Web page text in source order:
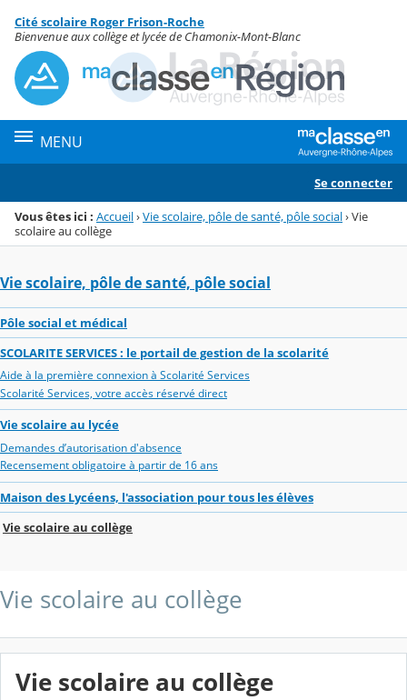
Menu de la rubrique
Contenu
Cité scolaire Roger Frison-Roche
Bienvenue aux collège et lycée de Chamonix-Mont-Blanc
MENU
Se connecter
Vous êtes ici : Accueil›Vie scolaire, pôle de santé, pôle social›Vie
scolaire au collège
Vie scolaire, pôle de santé, pôle social
Pôle social et médical
SCOLARITE SERVICES : le portail de gestion de la scolarité
Aide à la première connexion à Scolarité Services
Scolarité Services, votre accès réservé direct
Vie scolaire au lycée
Demandes d’autorisation d'absence
Recensement obligatoire à partir de 16 ans
Maison des Lycéens, l'association pour tous les élèves
Vie scolaire au collège
Vie scolaire au collège
Vie scolaire au collège